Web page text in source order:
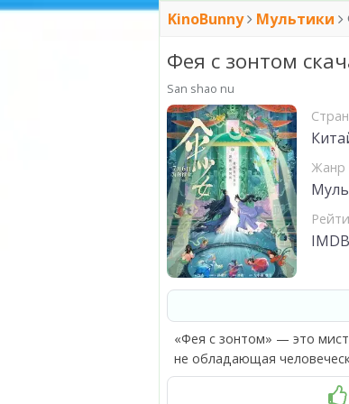
KinoBunny Мультики
Фея с зонтом
San shao nu
Жанр
«Фея с зонтом» — это
не обладающая